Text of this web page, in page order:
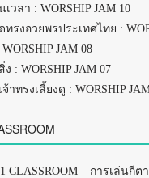
เวลา : WORSHIP JAM 10
ทรงอวยพรประเทศไทย :
JAM 08
ง : WORSHIP JAM 07
จ้าทรงเลี้ยงดู : WORSHIP
CLASSROOM – การเล่นกีต